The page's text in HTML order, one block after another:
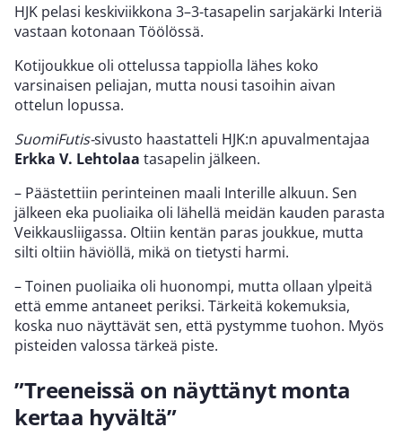
HJK pelasi keskiviikkona 3–3-tasapelin sarjakärki Interiä
vastaan kotonaan Töölössä.
Kotijoukkue oli ottelussa tappiolla lähes koko
varsinaisen peliajan, mutta nousi tasoihin aivan
ottelun lopussa.
SuomiFutis-sivusto haastatteli HJK:n apuvalmentajaa
Erkka V. Lehtolaa tasapelin jälkeen.
– Päästettiin perinteinen maali Interille alkuun. Sen
jälkeen eka puoliaika oli lähellä meidän kauden parasta
Veikkausliigassa. Oltiin kentän paras joukkue, mutta
silti oltiin häviöllä, mikä on tietysti harmi.
– Toinen puoliaika oli huonompi, mutta ollaan ylpeitä
että emme antaneet periksi. Tärkeitä kokemuksia,
koska nuo näyttävät sen, että pystymme tuohon. Myös
pisteiden valossa tärkeä piste.
”Treeneissä on näyttänyt monta
kertaa hyvältä”